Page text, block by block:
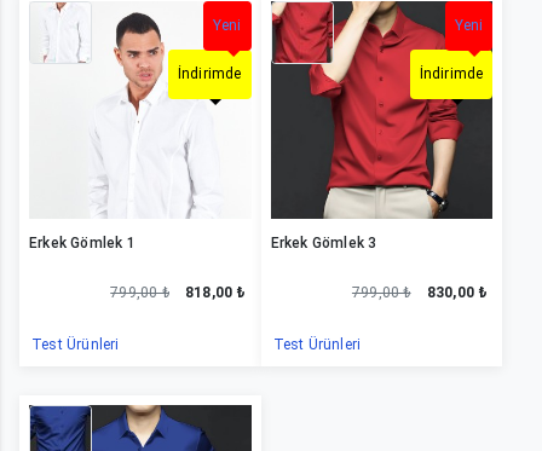
Erkek Gömlek 11
İndirimde
Yeni
Erkek Gömlek 1
799,00 ₺ 818,00 ₺
Test Ürünleri
Erkek Gömlek 32
İndirimde
Yeni
Erkek Gömlek 3
799,00 ₺ 830,00 ₺
Test Ürünleri
Erkek Gömlek 21